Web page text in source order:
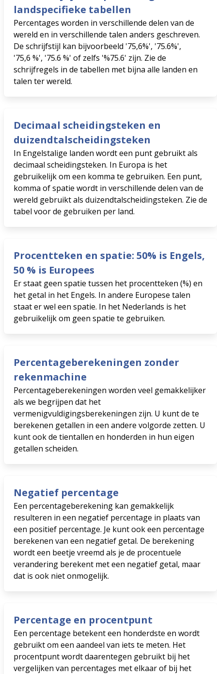
landspecifieke tabellen
Percentages worden in verschillende delen van de
wereld en in verschillende talen anders geschreven.
De schrijfstijl kan bijvoorbeeld '75,6%', '75.6%',
'75,6 %', '75.6 %' of zelfs '%75.6' zijn. Zie de
schrijfregels in de tabellen met bijna alle landen en
talen ter wereld.
Decimaal scheidingsteken en
duizendtalscheidingsteken
In Engelstalige landen wordt een punt gebruikt als
decimaal scheidingsteken. In Europa is het
gebruikelijk om een ​​komma te gebruiken. Een punt,
komma of spatie wordt in verschillende delen van de
wereld gebruikt als duizendtalscheidingsteken. Zie de
tabel voor de gebruiken per land.
Procentteken en spatie: 50% is Engels,
50 % is Europees
Er staat geen spatie tussen het procentteken (%) en
het getal in het Engels. In andere Europese talen
staat er wel een spatie. In het Nederlands is het
gebruikelijk om geen spatie te gebruiken.
Percentageberekeningen zonder
rekenmachine
Percentageberekeningen worden veel gemakkelijker
als we begrijpen dat het
vermenigvuldigingsberekeningen zijn. U kunt de te
berekenen getallen in een andere volgorde zetten. U
kunt ook de tientallen en honderden in hun eigen
getallen scheiden.
Negatief percentage
Een percentageberekening kan gemakkelijk
resulteren in een negatief percentage in plaats van
een positief percentage. Je kunt ook een percentage
berekenen van een negatief getal. De berekening
wordt een beetje vreemd als je de procentuele
verandering berekent met een negatief getal, maar
dat is ook niet onmogelijk.
Percentage en procentpunt
Een percentage betekent een honderdste en wordt
gebruikt om een aandeel van iets te meten. Het
procentpunt wordt daarentegen gebruikt bij het
vergelijken van percentages met elkaar of bij het